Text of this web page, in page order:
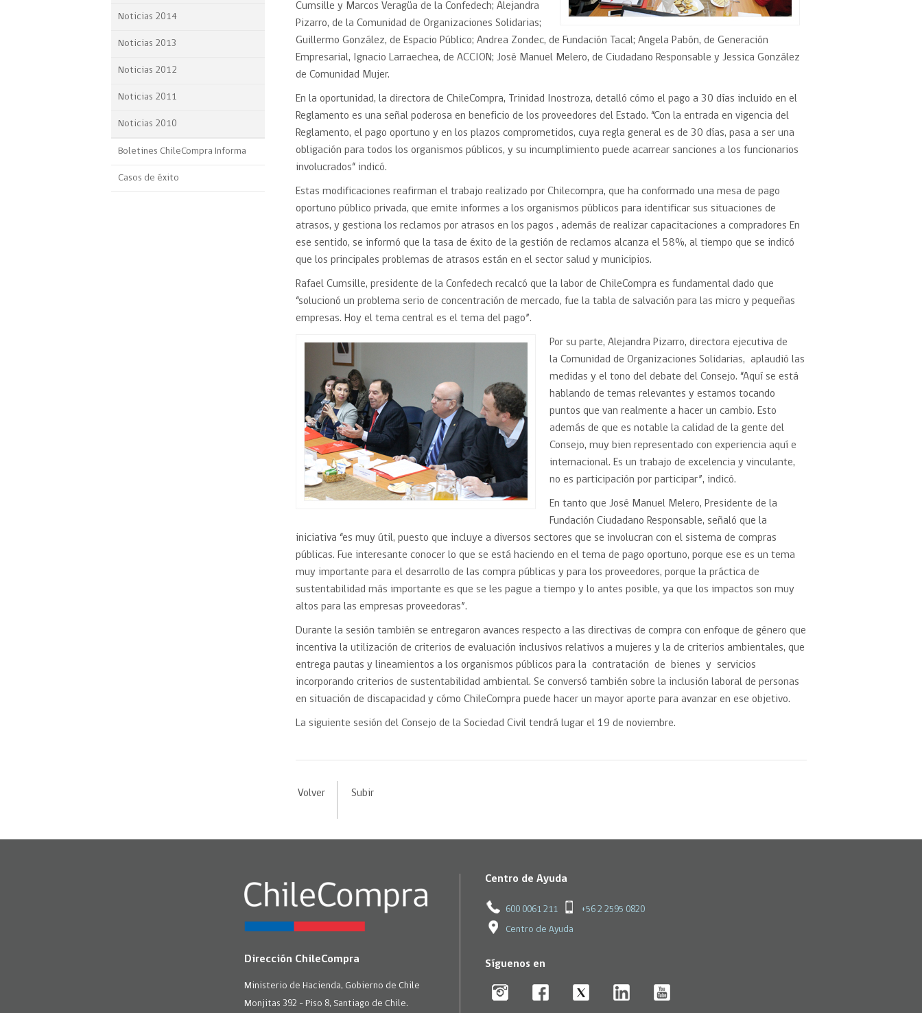
Noticias 2014
Noticias 2013
Noticias 2012
Noticias 2011
Noticias 2010
Boletines ChileCompra Informa
Casos de éxito
Cumsille y Marcos Veragüa de la Confedech; Alejandra
Pizarro, de la Comunidad de Organizaciones Solidarias;
Guillermo González, de Espacio Público; Andrea Zondec, de Fundación Tacal; Angela Pabón, de Generación
Empresarial, Ignacio Larraechea, de ACCION; José Manuel Melero, de Ciudadano Responsable y Jessica González
de Comunidad Mujer.
En la oportunidad, la directora de ChileCompra, Trinidad Inostroza, detalló cómo el pago a 30 días incluido en el
Reglamento es una señal poderosa en beneficio de los proveedores del Estado. “Con la entrada en vigencia del
Reglamento, el pago oportuno y en los plazos comprometidos, cuya regla general es de 30 días, pasa a ser una
obligación para todos los organismos públicos, y su incumplimiento puede acarrear sanciones a los funcionarios
involucrados“ indicó.
Estas modificaciones reafirman el trabajo realizado por Chilecompra, que ha conformado una mesa de pago
oportuno público privada, que emite informes a los organismos públicos para identificar sus situaciones de
atrasos, y gestiona los reclamos por atrasos en los pagos , además de realizar capacitaciones a compradores En
ese sentido, se informó que la tasa de éxito de la gestión de reclamos alcanza el 58%, al tiempo que se indicó
que los principales problemas de atrasos están en el sector salud y municipios.
Rafael Cumsille, presidente de la Confedech recalcó que la labor de ChileCompra es fundamental dado que
“solucionó un problema serio de concentración de mercado, fue la tabla de salvación para las micro y pequeñas
empresas. Hoy el tema central es el tema del pago”.
Por su parte, Alejandra Pizarro, directora ejecutiva de
la Comunidad de Organizaciones Solidarias, aplaudió las
medidas y el tono del debate del Consejo. “Aquí se está
hablando de temas relevantes y estamos tocando
puntos que van realmente a hacer un cambio. Esto
además de que es notable la calidad de la gente del
Consejo, muy bien representado con experiencia aquí e
internacional. Es un trabajo de excelencia y vinculante,
no es participación por participar”, indicó.
En tanto que José Manuel Melero, Presidente de la
Fundación Ciudadano Responsable, señaló que la
iniciativa “es muy útil, puesto que incluye a diversos sectores que se involucran con el sistema de compras
públicas. Fue interesante conocer lo que se está haciendo en el tema de pago oportuno, porque ese es un tema
muy importante para el desarrollo de las compra públicas y para los proveedores, porque la práctica de
sustentabilidad más importante es que se les pague a tiempo y lo antes posible, ya que los impactos son muy
altos para las empresas proveedoras”.
Durante la sesión también se entregaron avances respecto a las directivas de compra con enfoque de género que
incentiva la utilización de criterios de evaluación inclusivos relativos a mujeres y la de criterios ambientales, que
entrega pautas y lineamientos a los organismos públicos para la contratación de bienes y servicios
incorporando criterios de sustentabilidad ambiental. Se conversó también sobre la inclusión laboral de personas
en situación de discapacidad y cómo ChileCompra puede hacer un mayor aporte para avanzar en ese objetivo.
La siguiente sesión del Consejo de la Sociedad Civil tendrá lugar el 19 de noviembre.
Volver Subir
Dirección ChileCompra
Ministerio de Hacienda, Gobierno de Chile
Monjitas 392 - Piso 8, Santiago de Chile.
Centro de Ayuda
600 0061 211 +56 2 2595 0820
Centro de Ayuda
Síguenos en